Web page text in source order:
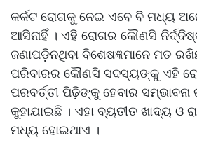
କର୍କଟ ରୋଗକୁ ନେଇ ଏବେ ବି ମଧ୍ୟ
ଆସିନାହିଁ । ଏହି ରୋଗର କୌଣସି
ଜଣାପଡ଼ିନଥିବା ବିଶେଷଜ୍ଞମାନେ ମତ
ପରିବାରର କୌଣସି ସଦସ୍ୟଙ୍କୁ ଏହି
ପରବର୍ତ୍ତୀ ପିଢ଼ିଙ୍କୁ ହେବାର
କୁହାଯାଇଛି । ଏହା ବ୍ୟତୀତ ଖାଦ୍ୟ ଓ
ମଧ୍ୟ ହୋଇଥାଏ ।